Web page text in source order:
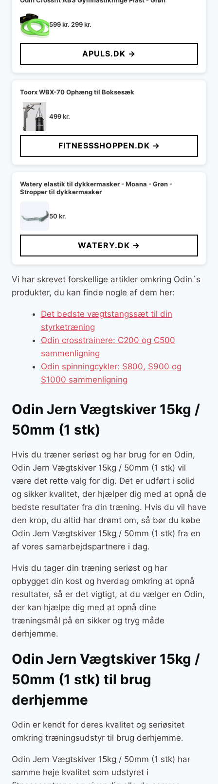
599kr. Den
pris
599 kr..
299kr.
pris
er:
299 kr..
APULS.DK →
Toorx WBX-70 Ophæng til Boksesæk
499kr.
FITNESSSHOPPEN.DK →
Watery elastik til dykkermasker - Moana - Grøn -
Stropper til dykkermasker
50 kr.
WATERY.DK →
Vi har skrevet forskellige artikler omkring Odin´s
produkter, du kan finde nogle af dem her:
Det bedste vægtstangssæt til din
styrketræning
Odin crosstrainere: C200 og C500
sammenligning
Odin spinningcykler: S800, S900 og
S1000 sammenligning
Odin Jern Vægtskiver 15kg /
50mm (1 stk)
Hvis du træner seriøst og har brug for en Odin,
Odin Jern Vægtskiver 15kg / 50mm (1 stk) vil
være det rette valg for dig. Det er udført i solid
og sikker kvalitet, der hjælper dig med at opnå de
bedste resultater fra din træning. Hvis du vil have
den krop, du altid har drømt om, så bør du købe
Odin Jern Vægtskiver 15kg / 50mm (1 stk) fra en
af vores samarbejdspartnere i dag.
Hvis du tager din træning seriøst og har
opbygget din kost og hverdag omkring at opnå
resultater, så er det vigtigt, at du vælger en Odin,
der kan hjælpe dig med at opnå dine
træningsmål på en sikker og tryg måde
derhjemme.
Odin Jern Vægtskiver 15kg /
50mm (1 stk) til brug
derhjemme
Odin er kendt for deres kvalitet og seriøsitet
omkring træningsudstyr til brug derhjemme.
Odin Jern Vægtskiver 15kg / 50mm (1 stk) har
samme høje kvalitet som udstyret i